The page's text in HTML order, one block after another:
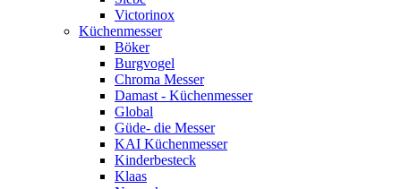
Victorinox
Küchenmesser
Böker
Burgvogel
Chroma Messer
Damast - Küchenmesser
Global
Güde- die Messer
KAI Küchenmesser
Kinderbesteck
Klaas